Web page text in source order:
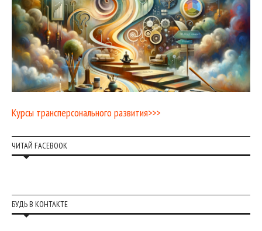
Курсы трансперсонального развития>>>
ЧИТАЙ FACEBOOK
БУДЬ В КОНТАКТЕ